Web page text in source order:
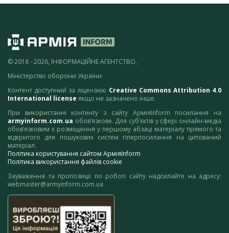
© 2018 - 2026, ІНФОРМАЦІЙНЕ АГЕНТСТВО,
Міністерство оборони України
Контент доступний за ліцензією Creative Commons Attribution 4.0
International license якщо не зазначено інше.
При використанні контенту з сайту АрміяInform посилання на
armyinform.com.ua обов’язкове. Для суб’єктів у сфері онлайн-медіа
обов’язковим є розміщення у першому абзаці матеріалу прямого та
відкритого для пошукових систем гіперпосилання на цитований
матеріал.
Політика користування сайтом АрміяInform
Політика використання файлів cookie
Зауваження та пропозиції по роботі сайту надсилайте на адресу:
webmaster@armyinform.com.ua